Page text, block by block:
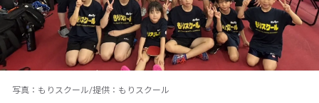
写真：もりスクール/提供：もりスクール